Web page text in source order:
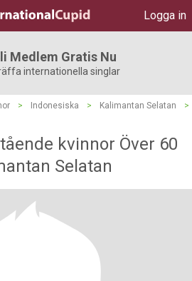
Logga in
Medlem Gratis Nu
internationella singlar
> Indonesiska > Kalimantan Selatan
>
kvinnor Över 60
Selatan